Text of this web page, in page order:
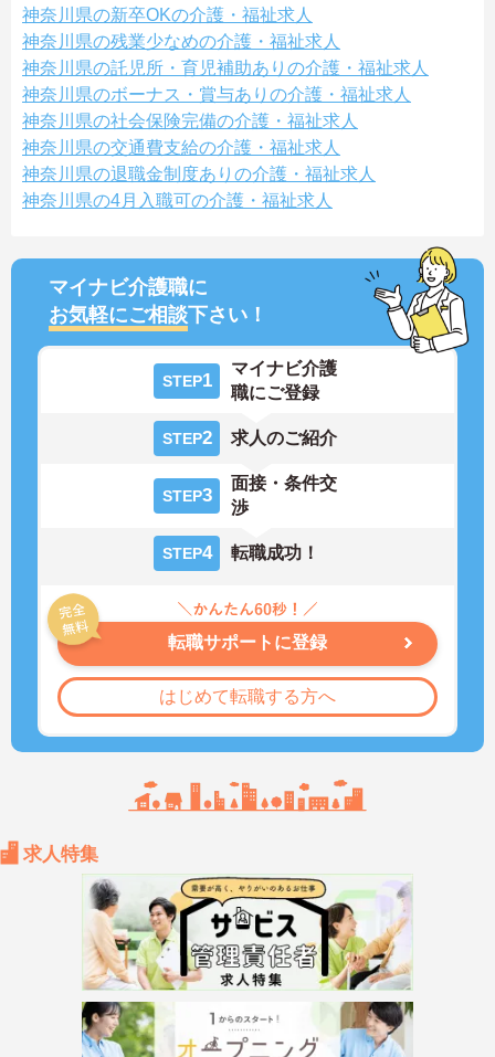
神奈川県の新卒OKの介護・福祉求人
神奈川県の残業少なめの介護・福祉求人
神奈川県の託児所・育児補助ありの介護・福祉求人
神奈川県のボーナス・賞与ありの介護・福祉求人
神奈川県の社会保険完備の介護・福祉求人
神奈川県の交通費支給の介護・福祉求人
神奈川県の退職金制度ありの介護・福祉求人
神奈川県の4月入職可の介護・福祉求人
マイナビ介護職に
お気軽にご相談下さい！
STEP1
マイナビ介護
職にご登録
STEP2 求人のご紹介
STEP3
面接・条件交
渉
STEP4 転職成功！
転職サポートに登録
はじめて転職する方へ
求人特集